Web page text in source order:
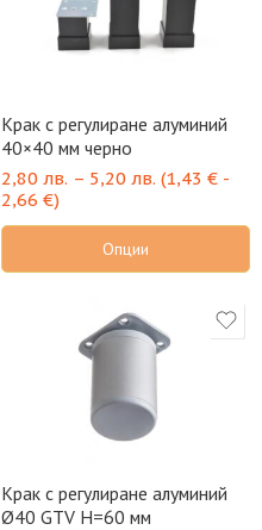
Крак с регулиране алуминий
40×40 мм черно
2,80 лв. – 5,20 лв. (1,43 € -
2,66 €)
Опции
Крак с регулиране алуминий
Ø40 GTV H=60 мм